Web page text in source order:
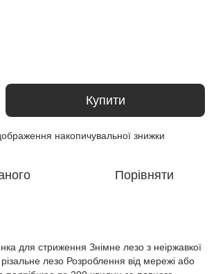
Купити
накопичувальної знижки
Порівняти
для стриження Знімне лезо з неіржавкої
лезо Розроблення від мережі або